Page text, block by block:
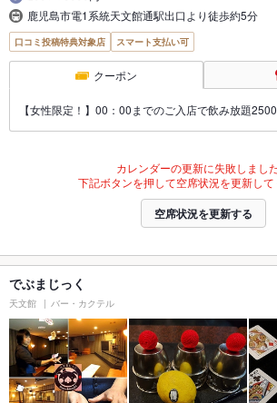
鹿児島市電1系統天文館通駅出口より徒歩約5分
口コミ投稿特典対象店 スマート支払い可
クーポン
【女性限定！】00：00までのご入店で飲み放題
カレンダーの更新に失敗しました
下記ボタンを押して空席状況を更新して
空席状況を更新する
でぶまじっく
天文館 バー・カクテル